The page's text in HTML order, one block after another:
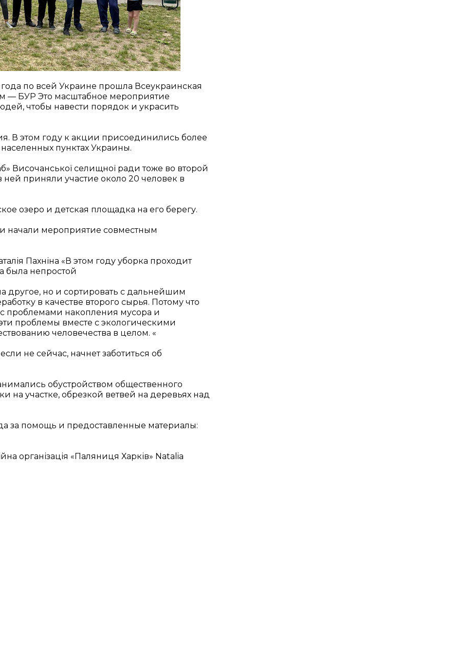
по всей Украине прошла Всеукраинская
— БУР Это масштабное мероприятие
чтобы навести порядок и украсить
В этом году к акции присоединились более
пунктах Украины.
Височанської селищної ради тоже во второй
приняли участие около 20 человек в
озеро и детская площадка на его берегу.
начали мероприятие совместным
Пахніна «В этом году уборка проходит
была непростой
другое, но и сортировать с дальнейшим
в качестве второго сырья. Потому что
проблемами накопления мусора и
проблемы вместе с экологическими
человечества в целом. «
не сейчас, начнет заботиться об
обустройством общественного
на участке, обрезкой ветвей на деревьях над
за помощь и предоставленные материалы:
організація «Паляниця Харків» Natalia